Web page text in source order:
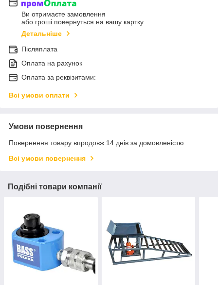
Ви отримаєте замовлення
або гроші повернуться на вашу картку
Детальніше
Післяплата
Оплата на рахунок
Оплата за реквізитами:
Всі умови оплати
Умови повернення
Повернення товару впродовж 14 днів за домовленістю
Всі умови повернення
Подібні товари компанії